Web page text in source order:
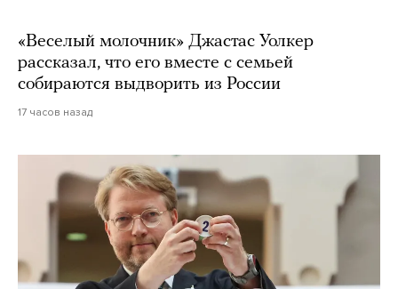
«Веселый молочник» Джастас Уолкер
рассказал, что его вместе с семьей
собираются выдворить из России
17 часов назад